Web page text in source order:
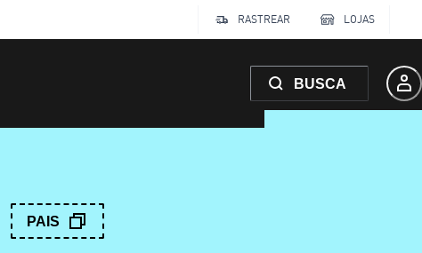
RASTREAR LOJAS
BUSCA
PAIS